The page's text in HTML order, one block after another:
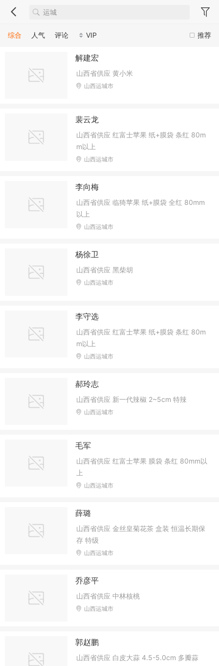
推荐
综合 人气 评论 VIP
解建宏
山西省供应 黄小米
山西运城市
裴云龙
山西省供应 红富士苹果 纸+膜袋 条红 80m
m以上
山西运城市
李向梅
山西省供应 临猗苹果 纸+膜袋 全红 80mm
以上
山西运城市
杨徐卫
山西省供应 黑柴胡
山西运城市
李守选
山西省供应 红富士苹果 纸+膜袋 条红 80m
m以上
山西运城市
郝玲志
山西省供应 新一代辣椒 2~5cm 特辣
山西运城市
毛军
山西省供应 红富士苹果 膜袋 条红 80mm以
上
山西运城市
薛璐
山西省供应 金丝皇菊花茶 盒装 恒温长期保
存 特级
山西运城市
乔彦平
山西省供应 中林核桃
山西运城市
郭赵鹏
山西省供应 白皮大蒜 4.5-5.0cm 多瓣蒜